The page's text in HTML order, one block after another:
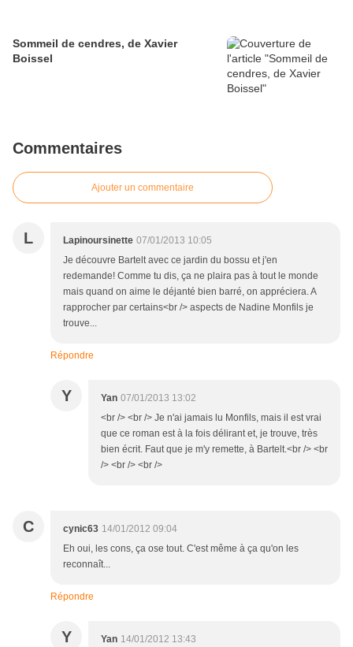
Sommeil de cendres, de Xavier
Boissel
Commentaires
Ajouter un commentaire
L Lapinoursinette 07/01/2013 10:05
Je découvre Bartelt avec ce jardin du bossu et j'en
redemande! Comme tu dis, ça ne plaira pas à tout le monde
mais quand on aime le déjanté bien barré, on appréciera. A
rapprocher par certains<br /> aspects de Nadine Monfils je
trouve...
Répondre
Y Yan 07/01/2013 13:02
<br /> <br /> Je n'ai jamais lu Monfils, mais il est vrai
que ce roman est à la fois délirant et, je trouve, très
bien écrit. Faut que je m'y remette, à Bartelt.<br /> <br
/> <br /> <br />
C cynic63 14/01/2012 09:04
Eh oui, les cons, ça ose tout. C'est même à ça qu'on les
reconnaît...
Répondre
Y Yan 14/01/2012 13:43